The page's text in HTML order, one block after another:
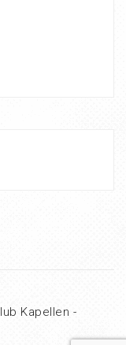
Kapellen -